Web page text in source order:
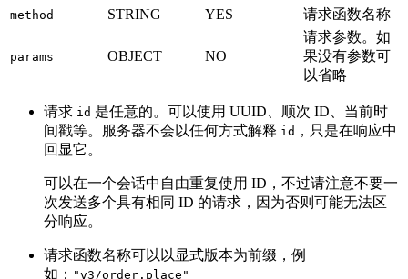
method STRING YES 请求函数名称
params OBJECT NO
请求参数。如
果没有参数可
以省略
请求 id 是任意的。可以使用 UUID、顺次 ID、当前时
间戳等。服务器不会以任何方式解释 id ，只是在响应中
回显它。
可以在一个会话中自由重复使用 ID，不过请注意不要一
次发送多个具有相同 ID 的请求，因为否则可能无法区
分响应。
请求函数名称可以以显式版本为前缀，例
如： "v3/order.place"